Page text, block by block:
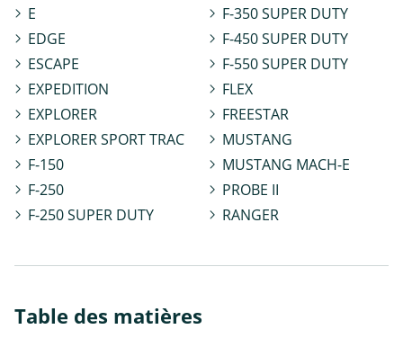
E
EDGE
ESCAPE
EXPEDITION
EXPLORER
EXPLORER SPORT TRAC
F-150
F-250
F-250 SUPER DUTY
F-350 SUPER DUTY
F-450 SUPER DUTY
F-550 SUPER DUTY
FLEX
FREESTAR
MUSTANG
MUSTANG MACH-E
PROBE II
RANGER
Table des matières